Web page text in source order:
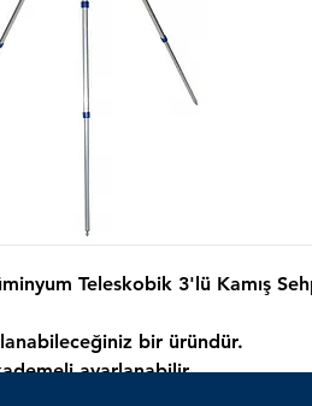
Teleskobik 3'lü Kamış
bir üründür.
ayarlanabilir